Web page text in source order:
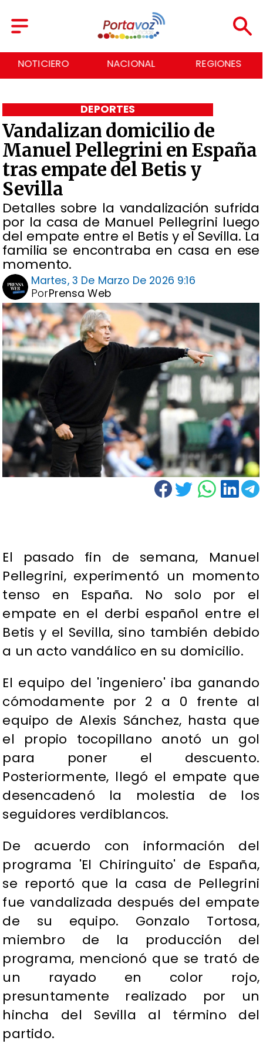
NACIONAL REGIONES ECONOMÍA
Vandalizan domicilio de
Manuel Pellegrini en España
tras empate del Betis y
Sevilla
Detalles sobre la vandalización sufrida
por la casa de Manuel Pellegrini luego
del empate entre el Betis y el Sevilla. La
familia se encontraba en casa en ese
momento.
DEPORTES
Martes, 3 De Marzo De 2026 9:16
Prensa Web
Por
El pasado fin de semana, Manuel
Pellegrini, experimentó un momento
tenso en España. No solo por el
empate en el derbi español entre el
Betis y el Sevilla, sino también debido
a un acto vandálico en su domicilio.
El equipo del 'ingeniero' iba ganando
cómodamente por 2 a 0 frente al
equipo de Alexis Sánchez, hasta que
el propio tocopillano anotó un gol
para poner el descuento.
Posteriormente, llegó el empate que
desencadenó la molestia de los
seguidores verdiblancos.
De acuerdo con información del
programa 'El Chiringuito' de España,
se reportó que la casa de Pellegrini
fue vandalizada después del empate
de su equipo. Gonzalo Tortosa,
miembro de la producción del
programa, mencionó que se trató de
un rayado en color rojo,
presuntamente realizado por un
hincha del Sevilla al término del
partido.